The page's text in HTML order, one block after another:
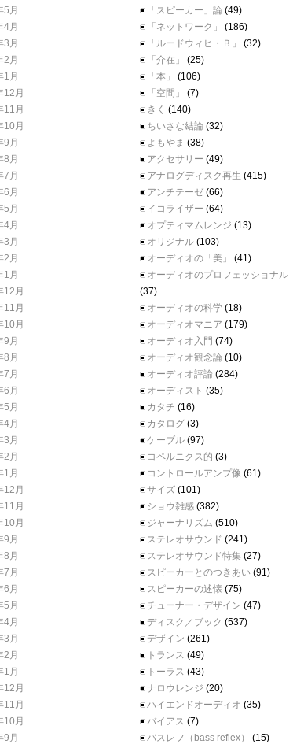
5月
4月
3月
2月
1月
12月
11月
10月
9月
8月
7月
6月
5月
4月
3月
2月
1月
12月
11月
10月
9月
8月
7月
6月
5月
4月
3月
2月
1月
12月
11月
10月
9月
8月
7月
6月
5月
4月
3月
2月
1月
12月
11月
10月
9月
「スピーカー」論 (49)
「ネットワーク」
(186)
「ルードウィヒ・Ｂ」
(32)
「介在」
(25)
「本」
(106)
「空間」
(7)
きく (140)
ちいさな結論 (32)
よもやま (38)
アクセサリー (49)
アナログディスク再生 (415)
アンチテーゼ (66)
イコライザー (64)
オプティマムレンジ (13)
オリジナル (103)
オーディオの「美」
(41)
オーディオのプロフェッショナル
(37)
オーディオの科学 (18)
オーディオマニア (179)
オーディオ入門 (74)
オーディオ観念論 (10)
オーディオ評論 (284)
オーディスト (35)
カタチ (16)
カタログ (3)
ケーブル (97)
コペルニクス的 (3)
コントロールアンプ像 (61)
サイズ (101)
ショウ雑感 (382)
ジャーナリズム (510)
ステレオサウンド (241)
ステレオサウンド特集 (27)
スピーカーとのつきあい (91)
スピーカーの述懐 (75)
チューナー・デザイン (47)
ディスク／ブック (537)
デザイン (261)
トランス (49)
トーラス (43)
ナロウレンジ (20)
ハイエンドオーディオ (35)
バイアス (7)
バスレフ（bass reflex）
(15)